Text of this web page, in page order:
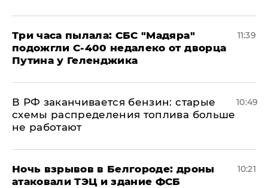
Три часа пылала: СБС "Мадяра"
подожгли С-400 недалеко от дворца
Путина у Геленджика
11:39
​В РФ заканчивается бензин: старые
схемы распределения топлива больше
не работают
10:49
​Ночь взрывов в Белгороде: дроны
атаковали ТЭЦ и здание ФСБ
10:21